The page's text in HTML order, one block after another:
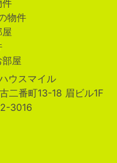
件
物件
屋
屋
ウスマイル
二番町13-18 眉ビル1F
3016